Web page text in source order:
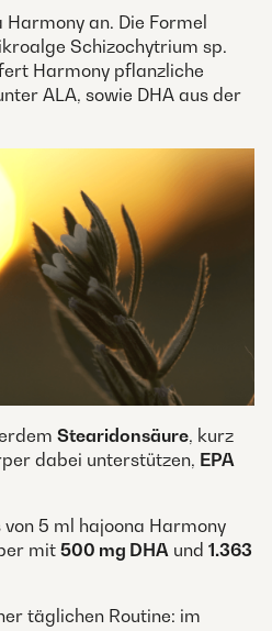
an. Die Formel
Schizochytrium sp.
Harmony pflanzliche
ALA, sowie DHA aus der
Stearidonsäure, kurz
dabei unterstützen, EPA
5 ml hajoona Harmony
mit500 mg DHA und 1.363
täglichen Routine: im